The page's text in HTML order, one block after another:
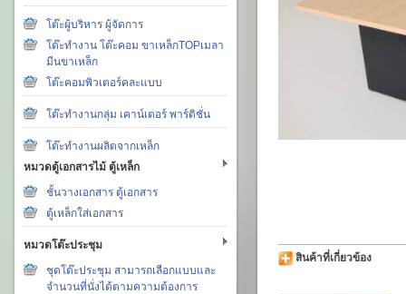
โต๊ะผู้บริหาร ผู้จัดการ
โต๊ะทำงาน โต๊ะคอม ขาเหล็กTOPเมลา
มีนขาเหล็ก
โต๊ะคอมพิวเตอร์คละแบบ
โต๊ะทำงานกลุ่ม เคาน์เตอร์ พาร์ติชั่น
โต๊ะทำงานผลิตจากเหล็ก
หมวดตู้เอกสารไม้ ตู้เหล็ก
ชั้นวางเอกสาร ตู้เอกสาร
ตู้เหล็กใส่เอกสาร
หมวดโต๊ะประชุม
ชุดโต๊ะประชุม สามารถเลือกแบบและ
จำนวนที่นั่งได้ตามความต้องการ
สินค้าที่เกี่ยวข้อง